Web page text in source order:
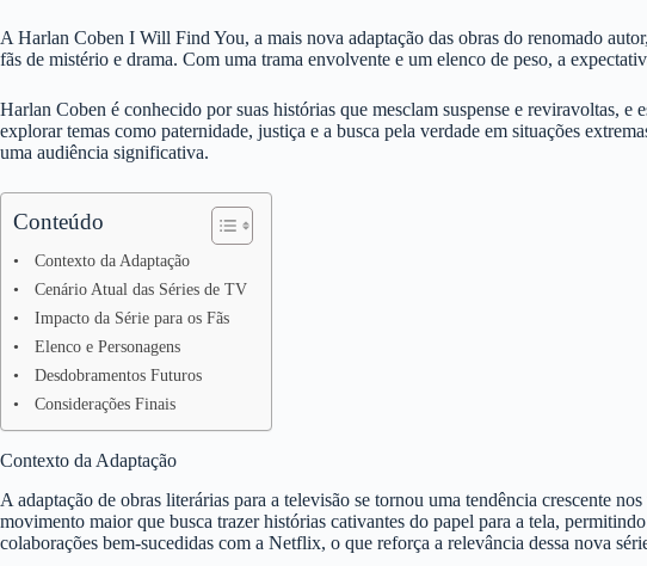
A Harlan Coben I Will Find You, a mais nova adaptação das obras do renomado
fãs de mistério e drama. Com uma trama envolvente e um elenco de peso, a
Harlan Coben é conhecido por suas histórias que mesclam suspense e reviravoltas,
explorar temas como paternidade, justiça e a busca pela verdade em situações
uma audiência significativa.
Conteúdo
Contexto da Adaptação
Cenário Atual das Séries de TV
Impacto da Série para os Fãs
Elenco e Personagens
Desdobramentos Futuros
Considerações Finais
Contexto da Adaptação
A adaptação de obras literárias para a televisão se tornou uma tendência crescente
movimento maior que busca trazer histórias cativantes do papel para a tela,
colaborações bem-sucedidas com a Netflix, o que reforça a relevância dessa nova